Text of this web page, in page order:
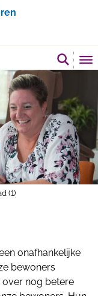
(1)
onafhankelijke
bewoners
over nog betere